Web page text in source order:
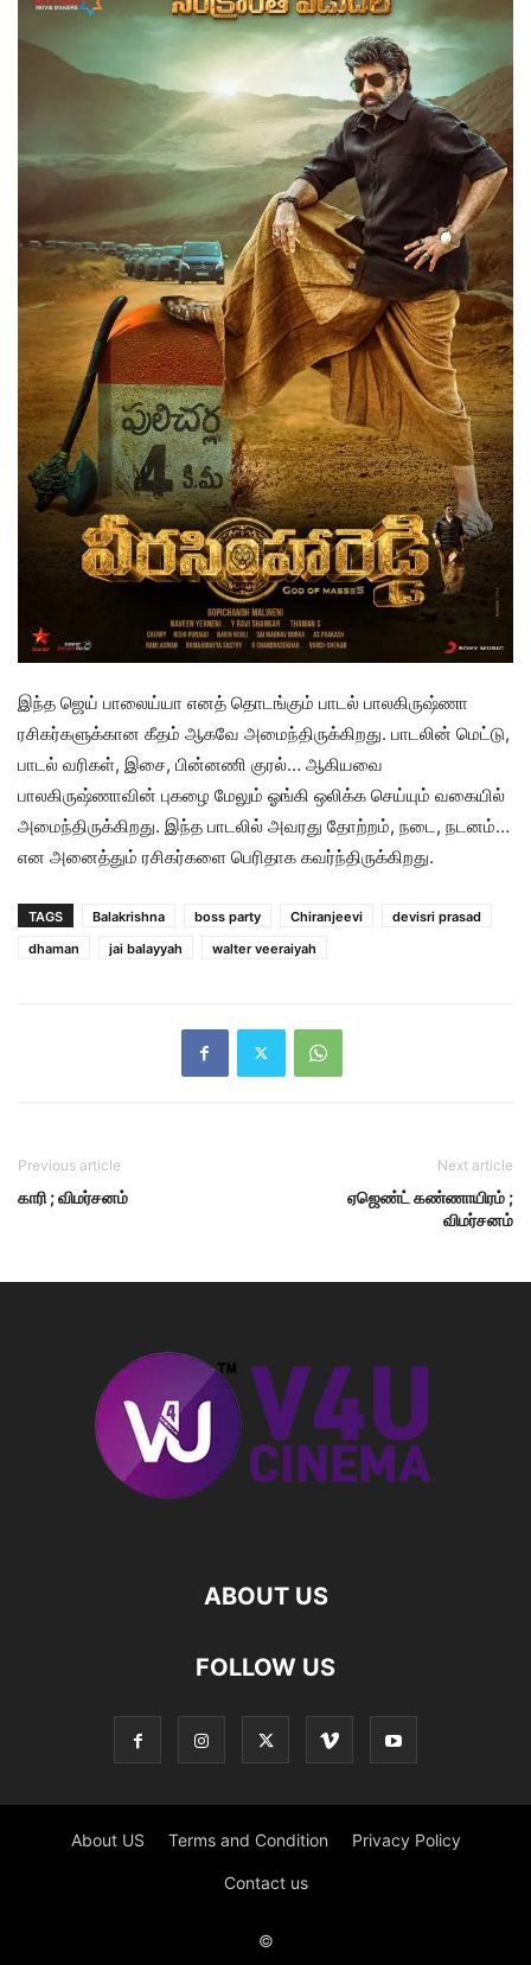
இந்த ஜெய் பாலைய்யா எனத் தொடங்கும் பாடல் பாலகிருஷ்ணா
ரசிகர்களுக்கான கீதம் ஆகவே அமைந்திருக்கிறது. பாடலின் மெட்டு,
பாடல் வரிகள், இசை, பின்னணி குரல்… ஆகியவை
பாலகிருஷ்ணாவின் புகழை மேலும் ஓங்கி ஒலிக்க செய்யும் வகையில்
அமைந்திருக்கிறது. இந்த பாடலில் அவரது தோற்றம், நடை, நடனம்…
என அனைத்தும் ரசிகர்களை பெரிதாக கவர்ந்திருக்கிறது.
TAGS Balakrishna boss party Chiranjeevi
devisri prasad
dhaman
jai balayyah walter veeraiyah
Previous article
காரி ; விமர்சனம்
Next article
ஏஜெண்ட் கண்ணாயிரம் ;
விமர்சனம்
ABOUT US
FOLLOW US
About US Terms and Condition Privacy Policy
Contact us
©